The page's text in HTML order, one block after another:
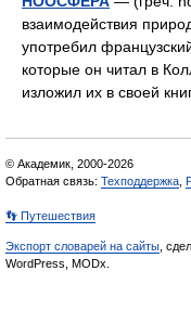
взаимодействия
употребил
которые он читал в
изложил их в своей
© Академик, 2000-2026
Обратная связь: Техподдержка
👣 Путешествия
Экспорт словарей на сайты ,
WordPress, MODx.